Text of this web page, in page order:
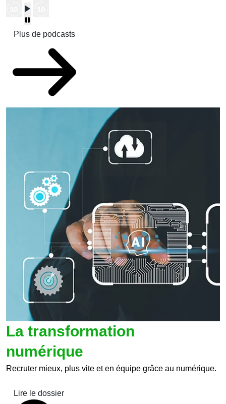
Plus de podcasts
La transformation
numérique
Recruter mieux, plus vite et en équipe grâce au numérique.
Lire le dossier